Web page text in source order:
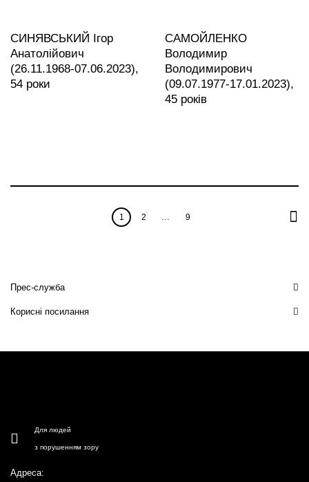
СИНЯВСЬКИЙ Ігор
Анатолійович
(26.11.1968-07.06.2023),
54 роки
САМОЙЛЕНКО
Володимир
Володимирович
(09.07.1977-17.01.2023),
45 років
1 2 … 9
Прес-служба
Корисні посилання
Для людей
з порушенням зору
Адреса: